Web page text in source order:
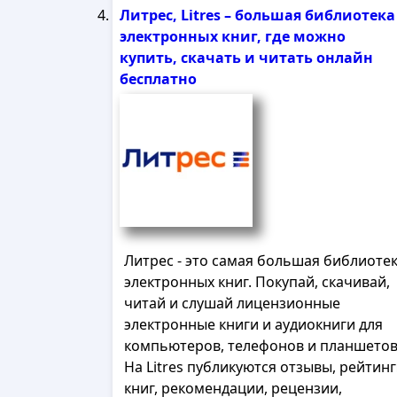
Литрес, Litres – большая библиотека
электронных книг, где можно
купить, скачать и читать онлайн
бесплатно
Литрес - это самая большая
электронных книг. Покупай, скачивай,
читай и слушай лицензионные
электронные книги и аудиокниги для
компьютеров, телефонов и
На Litres публикуются отзывы,
книг, рекомендации, рецензии,